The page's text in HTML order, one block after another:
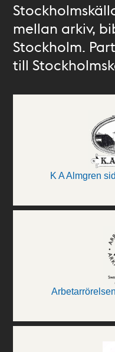
mellan arkiv,
Stockholm.
till
K A Almgren